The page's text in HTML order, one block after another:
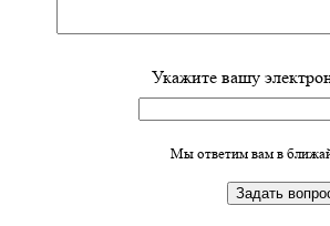
Укажите вашу
Мы ответим вам в